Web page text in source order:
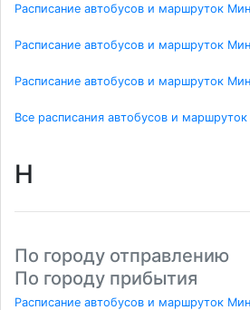
Расписание автобусов и маршруток
Расписание автобусов и маршруток
Расписание автобусов и маршруток
Все расписания автобусов и маршруток
H
По городу отправлению
По городу прибытия
Расписание автобусов и маршруток